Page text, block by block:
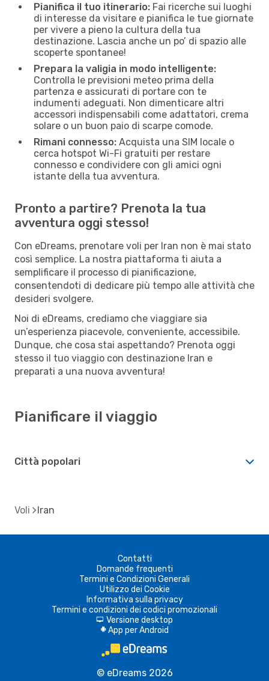
Pianifica il tuo itinerario: Fai ricerche sui luoghi
di interesse da visitare e pianifica le tue giornate
per vivere a pieno la cultura della tua
destinazione. Lascia anche un po’ di spazio alle
scoperte spontanee!
Prepara la valigia in modo intelligente:
Controlla le previsioni meteo prima della
partenza e assicurati di portare con te
indumenti adeguati. Non dimenticare altri
accessori indispensabili come adattatori, crema
solare o un buon paio di scarpe comode.
Rimani connesso: Acquista una SIM locale o
cerca hotspot Wi-Fi gratuiti per restare
connesso e condividere con gli amici ogni
istante della tua avventura.
Pronto a partire? Prenota la tua
avventura oggi stesso!
Con eDreams, prenotare voli per Iran non è mai stato
così semplice. La nostra piattaforma ti aiuta a
semplificare il processo di pianificazione,
consentendoti di dedicare più tempo alle attività che
desideri svolgere.
Noi di eDreams, crediamo che viaggiare sia
un’esperienza piacevole, conveniente, accessibile.
Dunque, che cosa stai aspettando? Prenota oggi
stesso il tuo viaggio con destinazione Iran e
preparati a una nuova avventura!
Pianificare il viaggio
Città popolari
Voli Iran
Contatti
Domande frequenti
Termini e Condizioni Generali
Utilizzo dei Cookie
Informativa sulla privacy
Termini e condizioni dei codici promozionali
d Versione desktop
A App per Android
© eDreams 2026